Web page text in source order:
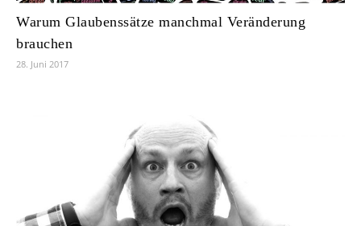
Warum Glaubenssätze manchmal Veränderung
brauchen
28. Juni 2017